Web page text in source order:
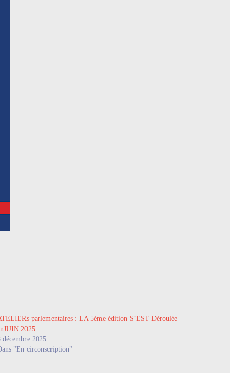
parlementaires : LA 5ème édition S’EST Déroulée
2025
décembre 2025
"En circonscription"